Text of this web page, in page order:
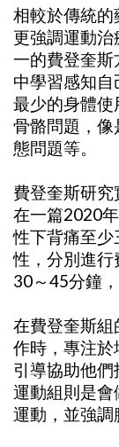
相較於傳統的
更強調運動
一的費登奎
中學習感知
最少的身體
骨骼問題，
態問題等。
費登奎斯研究
在一篇2020
性下背痛至
性，分別進行
30～45分鐘，
在費登奎斯
作時，專注
引導協助他
運動組則是
運動，並強調